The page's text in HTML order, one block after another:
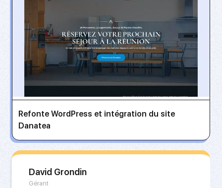
Refonte WordPress et intégration du site
Danatea
David Grondin
Gérant